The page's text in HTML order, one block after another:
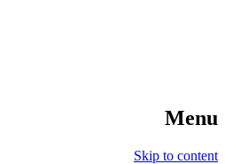
Menu
Skip to content